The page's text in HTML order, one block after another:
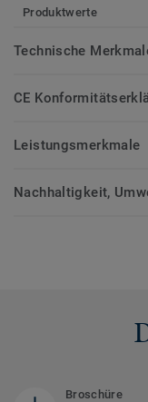
Produktwerte
Technische
CE
Leistungsmerkmale
Nachhaltigkeit,
Broschüre